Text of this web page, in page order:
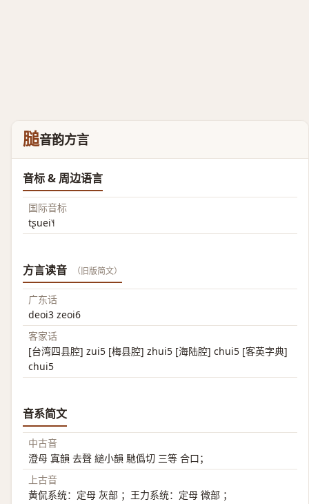
膇音韵方言
音标 & 周边语言
国际音标
tʂuei˥˧
方言读音 （旧版简文）
广东话
deoi3 zeoi6
客家话
[台湾四县腔] zui5 [梅县腔] zhui5 [海陆腔] chui5 [客英字典]
chui5
音系简文
中古音
澄母 寘韻 去聲 縋小韻 馳僞切 三等 合口；
上古音
黄侃系统：定母 灰部 ；王力系统：定母 微部 ；